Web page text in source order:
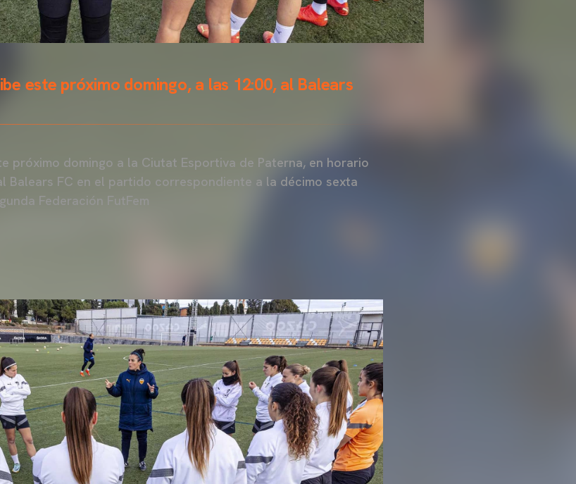
este próximo domingo, a las 12:00, al Balears
próximo domingo a la Ciutat Esportiva de Paterna, en horario
Balears FC en el partido correspondiente a la décimo sexta
Federación FutFem